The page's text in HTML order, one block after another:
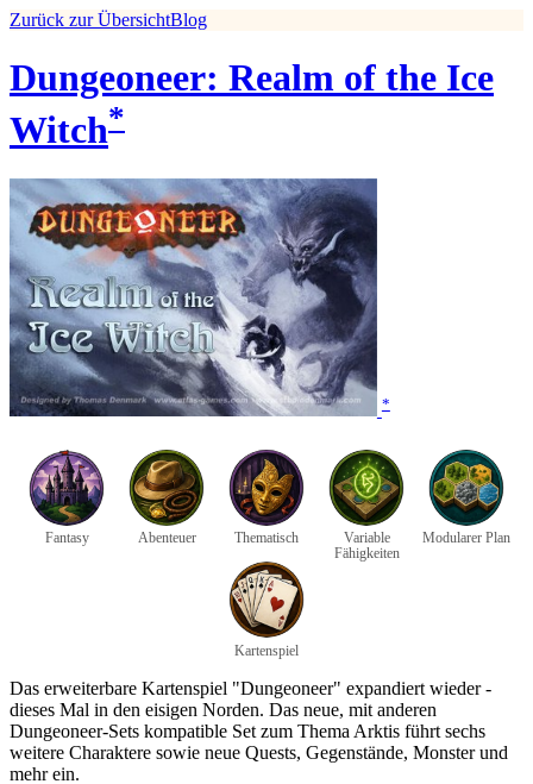
Zurück zur ÜbersichtBlog
Dungeoneer: Realm of the Ice
Witch*
*
Fantasy Abenteuer Thematisch
Variable
Fähigkeiten
Modularer Plan
Kartenspiel
Das erweiterbare Kartenspiel "Dungeoneer" expandiert wieder -
dieses Mal in den eisigen Norden. Das neue, mit anderen
Dungeoneer-Sets kompatible Set zum Thema Arktis führt sechs
weitere Charaktere sowie neue Quests, Gegenstände, Monster und
mehr ein.